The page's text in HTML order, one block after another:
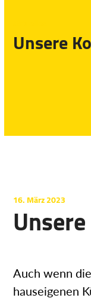
Unsere
16. März 2023
Auch wenn
hauseigenen